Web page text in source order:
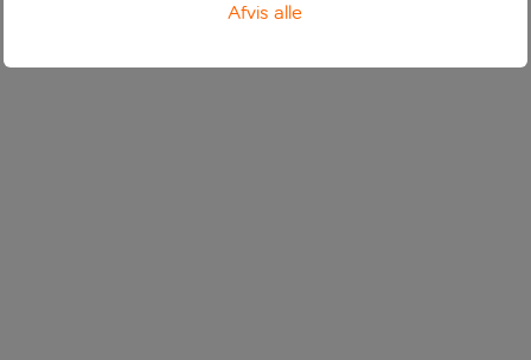
Afvis alle